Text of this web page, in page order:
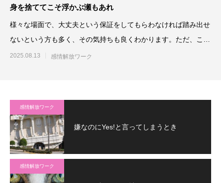
身を捨ててこそ浮かぶ瀬もあれ
様々な場面で、大丈夫という保証をしてもらわなければ踏み出せ
ないという方も多く、その気持ちも良くわかります。ただ、これ
は二つの面から
2025.08.13 感情解放ワーク
感情解放ワーク
嫌なのにYes!と言ってしまうとき
感情解放ワーク